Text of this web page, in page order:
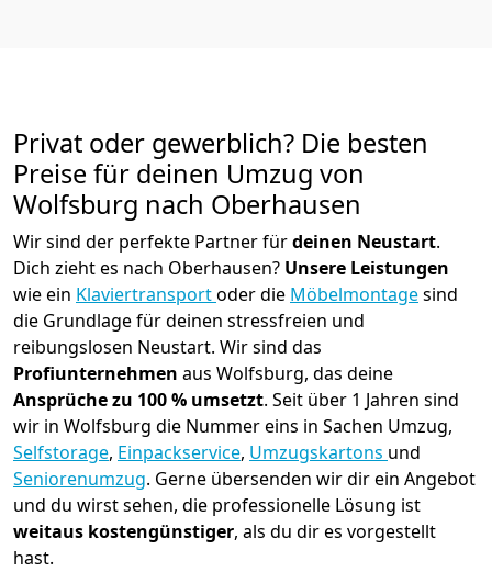
Privat oder gewerblich? Die besten
Preise für deinen Umzug von
Wolfsburg nach Oberhausen
Wir sind der perfekte Partner fürdeinen Neustart.
Dich zieht es nach Oberhausen? Unsere Leistungen
wie ein Klaviertransportoder die Möbelmontagesind
die Grundlage für deinen stressfreien und
reibungslosen Neustart. Wir sind das
Profiunternehmen aus Wolfsburg, das deine
Ansprüche zu 100 % umsetzt. Seit über 1 Jahren sind
wir in Wolfsburg die Nummer eins in Sachen Umzug,
Selfstorage, Einpackservice, Umzugskartons und
Seniorenumzug. Gerne übersenden wir dir ein Angebot
und du wirst sehen, die professionelle Lösung ist
weitaus kostengünstiger, als du dir es vorgestellt
hast.